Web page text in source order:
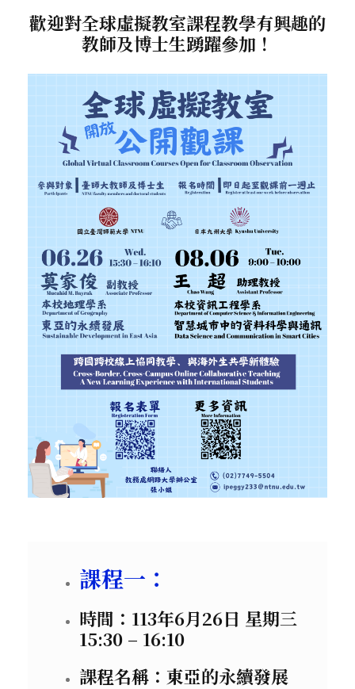
歡迎對全球虛擬教室課程教學有興趣的
教師及博士生踴躍參加！
課程一：
時間：113年6月26日 星期三
15:30 – 16:10
課程名稱：東亞的永續發展